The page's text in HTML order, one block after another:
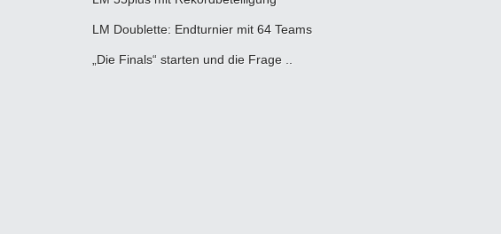
LM Doublette: Endturnier mit 64 Teams
„Die Finals“ starten und die Frage ..